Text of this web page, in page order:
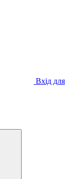
Вхід для